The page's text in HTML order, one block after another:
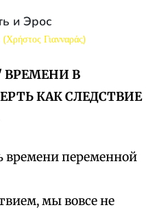
и Эрос
Γιανναράς)
ВРЕМЕНИ В
КАК СЛЕДСТВИЕ
времени переменной
мы вовсе не